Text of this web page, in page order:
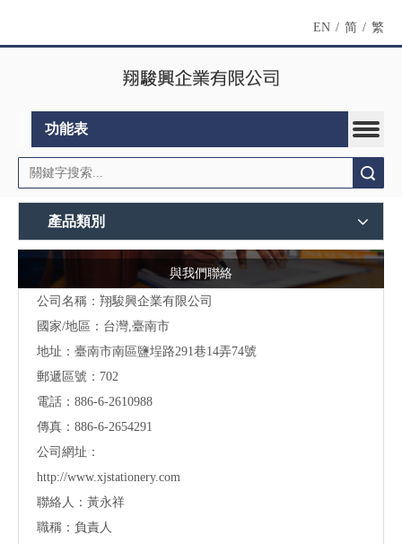
EN / 简 / 繁
功能表
產品類別
與我們聯絡
公司名稱：翔駿興企業有限公司
國家/地區：台灣,臺南市
地址： 臺南市南區鹽埕路291巷14弄74號
郵遞區號：702
電話：886-6-2610988
傳真：886-6-2654291
公司網址：
http://www.xjstationery.com
聯絡人：黃永祥
職稱：負責人